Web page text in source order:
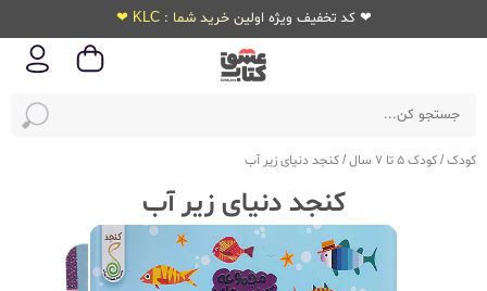
❤ کد تخفیف ویژه اولین خرید شما : KLC ❤
کودک/کودک 5 تا 7 سال /کنجد دنیای زیر آب
کنجد دنیای زیر آب